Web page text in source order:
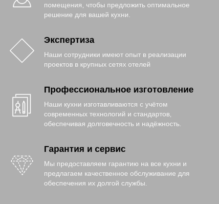
помещения, чтобы предложить оптимальное
решение для вашей кухни.
Экспертиза
Наши сотрудники имеют опыт в реализации
проектов в крупных сетях отелей
Профессиональное изготовление
Наши кухни изготавливаются с учётом
современных технологий и стандартов,
обеспечивая долговечность и надёжность.
Гарантия и сервис
Мы предоставляем гарантию на все кухни и
предлагаем качественное обслуживание для
обеспечения их долгой службы.